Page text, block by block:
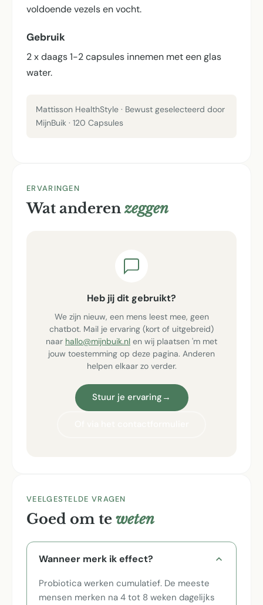
voldoende vezels en vocht.
Gebruik
2 x daags 1-2 capsules innemen met een glas
water.
Mattisson HealthStyle · Bewust geselecteerd door
MijnBuik · 120 Capsules
ERVARINGEN
Wat anderenzeggen
Heb jij dit gebruikt?
We zijn nieuw, een mens leest mee, geen
chatbot. Mail je ervaring (kort of uitgebreid)
naar hallo@mijnbuik.nl en wij plaatsen 'm met
jouw toestemming op deze pagina. Anderen
helpen elkaar zo verder.
Stuur je ervaring →
VEELGESTELDE VRAGEN
Goed om te weten
Wanneer merk ik effect?
Probiotica werken cumulatief. De meeste
mensen merken na 4 tot 8 weken dagelijks